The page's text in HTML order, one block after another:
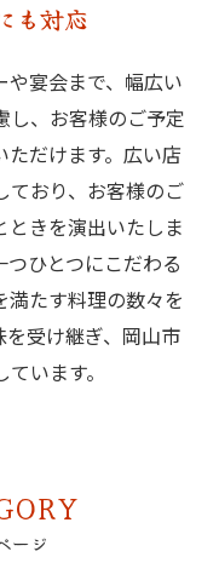
も対応
や宴会まで、幅広い
し、お客様のご予定
だけます。広い店
ており、お客様のご
ときを演出いたしま
ひとつにこだわる
満たす料理の数々を
受け継ぎ、岡山市
います。
ージ